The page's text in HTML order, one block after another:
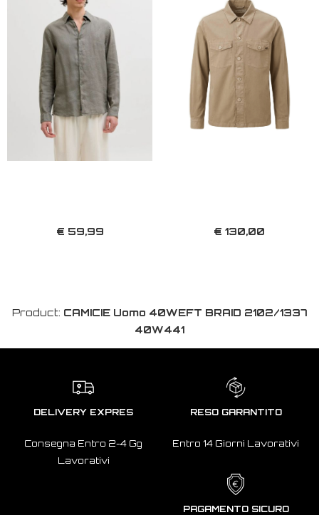
€ 59,99 € 130,00
Product: CAMICIE Uomo 40WEFT BRAID 2102/1337
40W441
DELIVERY EXPRES
Consegna Entro 2-4 Gg
Lavorativi
RESO GARANTITO
Entro 14 Giorni Lavorativi
PAGAMENTO SICURO